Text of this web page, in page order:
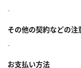
-
その他の契約などの注
-
お支払い方法